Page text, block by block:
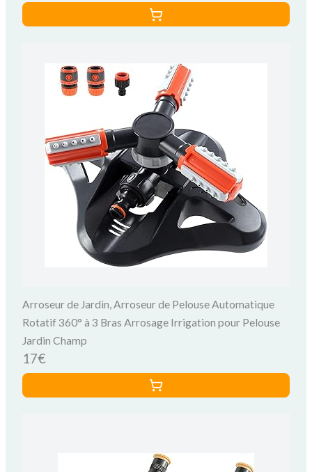
Arroseur de Jardin, Arroseur de Pelouse Automatique
Rotatif 360° à 3 Bras Arrosage Irrigation pour Pelouse
Jardin Champ
17€